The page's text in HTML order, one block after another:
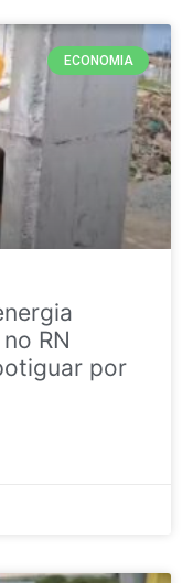
ECONOMIA
RN
por